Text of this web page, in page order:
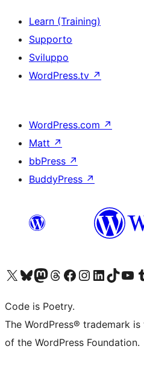
Learn (Training)
Supporto
Sviluppo
WordPress.tv ↗
WordPress.com ↗
Matt ↗
bbPress ↗
BuddyPress ↗
Visita il nostro account X (ex Twitter)
Visita il nostro account Bluesky
Visita il nostro account Mastodon
Visita il nostro account Threads
Visita la nostra pagina Facebook
Visita il nostro account
Visita il nostro account
Visita il nostro account
Visita il
Code is Poetry.
The WordPress® trademark
of the WordPress Foundation.